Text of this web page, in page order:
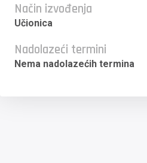
Način izvođenja
Učionica
Nadolazeći termini
Nema nadolazećih termina